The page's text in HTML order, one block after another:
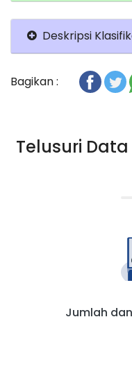
Deskripsi
Bagikan :
Telusuri
Jumlah